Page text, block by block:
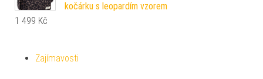
kočárku s leopardím vzorem
1 499 Kč
Zajímavosti